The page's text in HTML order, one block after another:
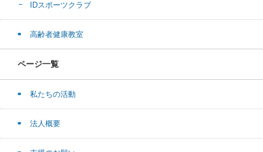
IDスポーツクラブ
高齢者健康教室
ページ一覧
私たちの活動
法人概要